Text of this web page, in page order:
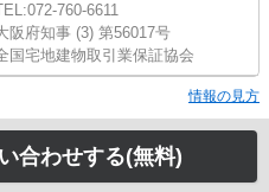
760-6611
阪府知事 (3) 第56017号
国宅地建物取引業保証協会
情報の見方
合わせする(無料)